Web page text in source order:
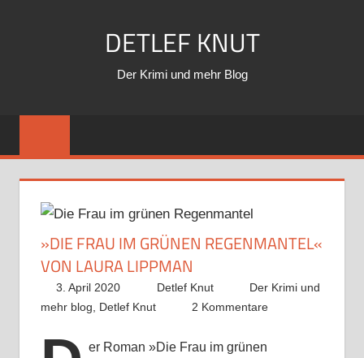
DETLEF KNUT
Der Krimi und mehr Blog
»DIE FRAU IM GRÜNEN REGENMANTEL«
VON LAURA LIPPMAN
3. April 2020 Detlef Knut
Der Krimi und
mehr blog, Detlef Knut 2 Kommentare
er Roman »Die Frau im grünen